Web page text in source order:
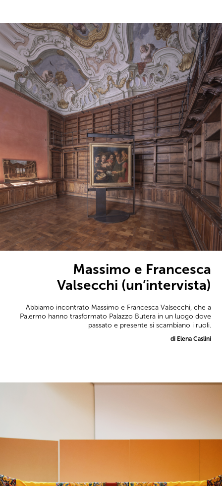
Massimo e Francesca
Valsecchi (un’intervista)
Abbiamo incontrato Massimo e Francesca Valsecchi, che a
Palermo hanno trasformato Palazzo Butera in un luogo dove
passato e presente si scambiano i ruoli.
di Elena Caslini